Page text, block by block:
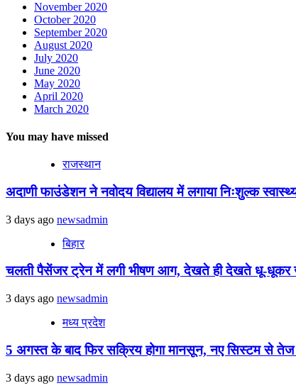
November 2020
October 2020
September 2020
August 2020
July 2020
June 2020
May 2020
April 2020
March 2020
You may have missed
राजस्थान
अदाणी फाउंडेशन ने नवोदय विद्यालय में लगाया निःशुल्क स्वास्थ्य
3 days ago newsadmin
बिहार
चलती पैसेंजर ट्रेन में लगी भीषण आग, देखते ही देखते धू-धूकर
3 days ago newsadmin
मध्य प्रदेश
5 अगस्त के बाद फिर सक्रिय होगा मानसून, नए सिस्टम से
3 days ago newsadmin